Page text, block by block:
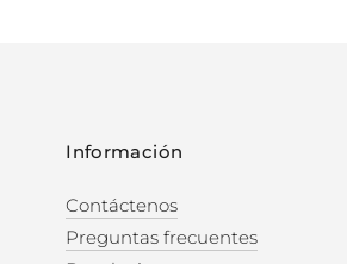
Información
Contáctenos
Preguntas frecuentes